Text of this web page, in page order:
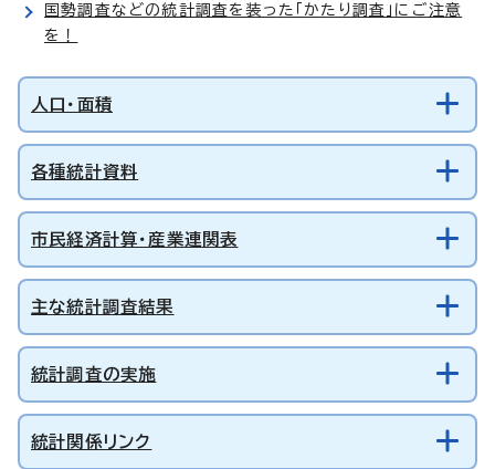
国勢調査などの統計調査を装った「かたり調査」にご注意
を！
人口・面積
各種統計資料
市民経済計算・産業連関表
主な統計調査結果
統計調査の実施
統計関係リンク